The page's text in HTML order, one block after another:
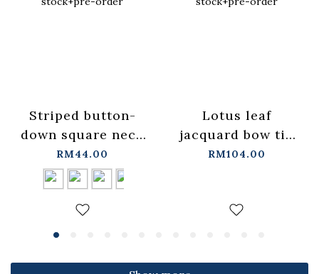
Striped button-
down square neck
bra top, available
in four
colors【01041964】
in stock+pre-order
RM44.00
Lotus leaf
jacquard bow tie
spaghetti strap
in stock+pre-order
RM104.00